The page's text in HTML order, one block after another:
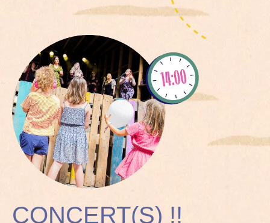
CONCERT(S) !!